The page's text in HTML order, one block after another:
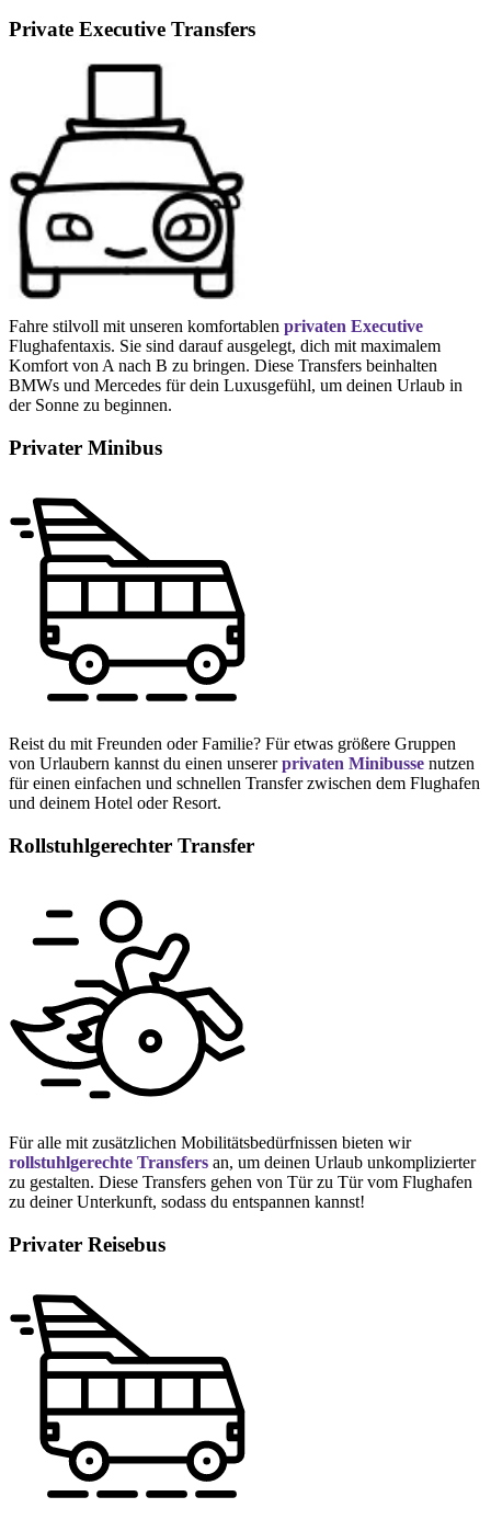
Private Executive Transfers
Fahre stilvoll mit unseren komfortablen privaten Executive
Flughafentaxis. Sie sind darauf ausgelegt, dich mit maximalem
Komfort von A nach B zu bringen. Diese Transfers beinhalten
BMWs und Mercedes für dein Luxusgefühl, um deinen Urlaub in
der Sonne zu beginnen.
Privater Minibus
Reist du mit Freunden oder Familie? Für etwas größere Gruppen
von Urlaubern kannst du einen unsererprivaten Minibusse nutzen
für einen einfachen und schnellen Transfer zwischen dem Flughafen
und deinem Hotel oder Resort.
Rollstuhlgerechter Transfer
Für alle mit zusätzlichen Mobilitätsbedürfnissen bieten wir
rollstuhlgerechte Transfers an, um deinen Urlaub unkomplizierter
zu gestalten. Diese Transfers gehen von Tür zu Tür vom Flughafen
zu deiner Unterkunft, sodass du entspannen kannst!
Privater Reisebus